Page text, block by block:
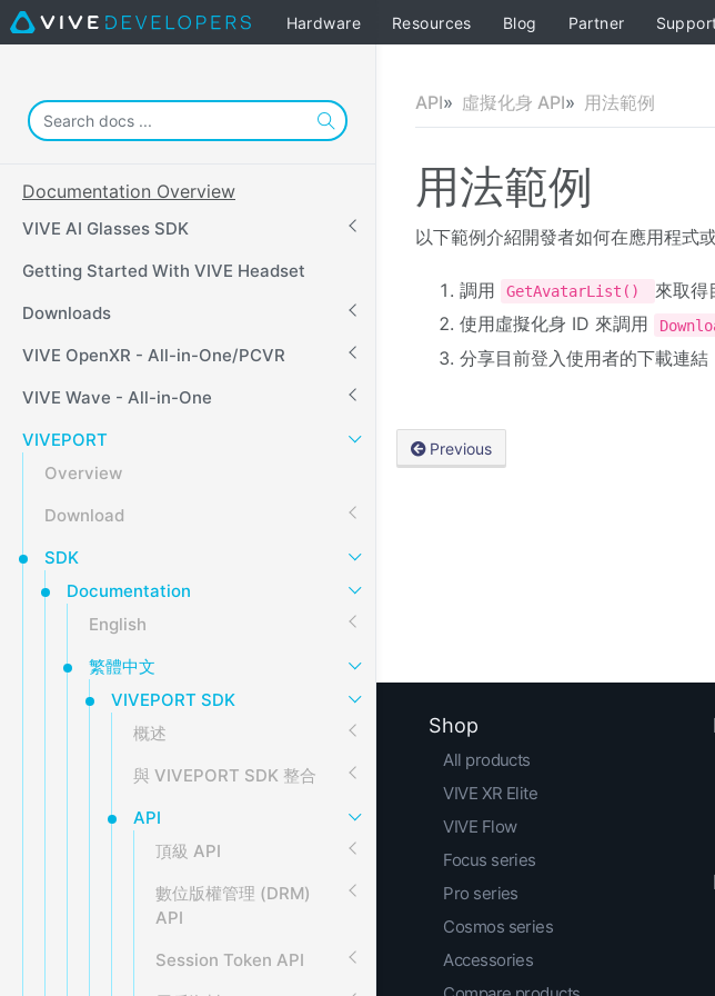
Hardware Resources Blog Partner
Documentation Overview
VIVE AI Glasses SDK
Getting Started With VIVE Headset
Downloads
VIVE OpenXR - All-in-One/PCVR
VIVE Wave - All-in-One
VIVEPORT
Overview
Download
SDK
Documentation
English
繁體中文
VIVEPORT SDK
概述
與 VIVEPORT SDK 整合
API
頂級 API
數位版權管理 (DRM)
API
Session Token API
API 虛擬化身 API 用法範例
用法範例
以下範例介紹開發者如何在應用程式
調用 GetAvatarList()
來取得
使用虛擬化身 ID 來調用
分享目前登入使用者的下載連
Previous
Shop
All products
VIVE XR Elite
VIVE Flow
Focus series
Pro series
Cosmos series
Accessories